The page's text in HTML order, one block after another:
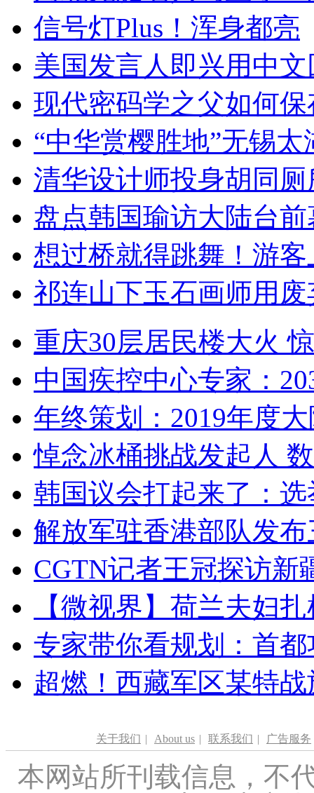
信号灯Plus！浑身都亮
美国发言人即兴用中
现代密码学之父如何
“中华赏樱胜地”无锡
清华设计师投身胡同
盘点韩国瑜访大陆台
想过桥就得跳舞！游客
祁连山下玉石画师用
重庆30层居民楼大火
中国疾控中心专家：
年终策划：2019年度
悼念冰桶挑战发起人
韩国议会打起来了：
解放军驻香港部队发
CGTN记者王冠探访新
【微视界】荷兰夫妇
专家带你看规划：首
超燃！西藏军区某特
关于我们 | About us | 联系我们 | 广告服务
本网站所刊载信息，不